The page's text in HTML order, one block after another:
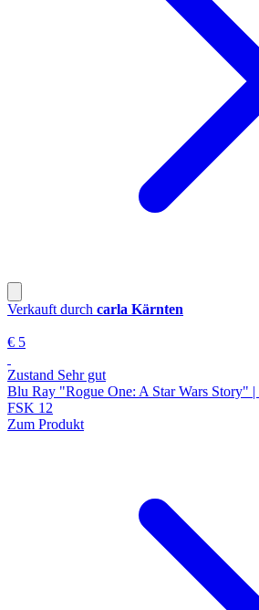
Verkauft durch carla Kärnten
€ 5
Zustand Sehr gut
Blu Ray "Rogue One: A Star Wars Story" |
FSK 12
Zum Produkt